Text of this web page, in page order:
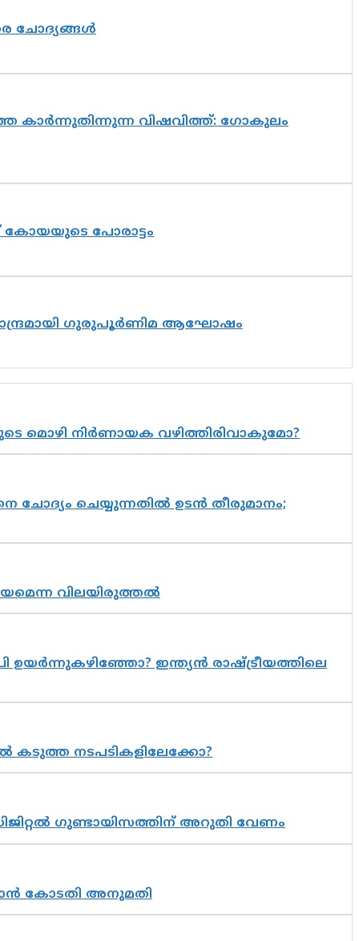
ചോദ്യങ്ങൾ
കാർന്നുതിന്നുന്ന വിഷവിത്ത്: ഗോകുലം
കോയയുടെ പോരാട്ടം
ഗുരുപൂർണിമ ആഘോഷം
മൊഴി നിർണായക വഴിത്തിരിവാകുമോ?
ചെയ്യുന്നതിൽ ഉടൻ തീരുമാനം;
വിലയിരുത്തൽ
ഉയർന്നുകഴിഞ്ഞോ? ഇന്ത്യൻ രാഷ്ട്രീയത്തിലെ
നടപടികളിലേക്കോ?
ഗുണ്ടായിസത്തിന് അറുതി വേണം
കോടതി അനുമതി